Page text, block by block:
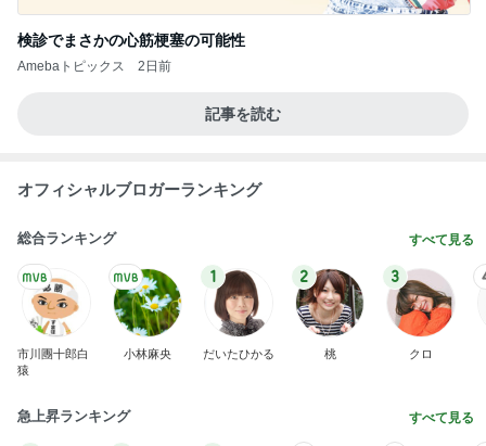
検診でまさかの心筋梗塞の可能性
Amebaトピックス 2日前
記事を読む
オフィシャルブロガーランキング
総合ランキング すべて見る
市川團十郎白
猿
小林麻央
1
だいたひかる
2
桃
3
クロ
急上昇ランキング すべて見る